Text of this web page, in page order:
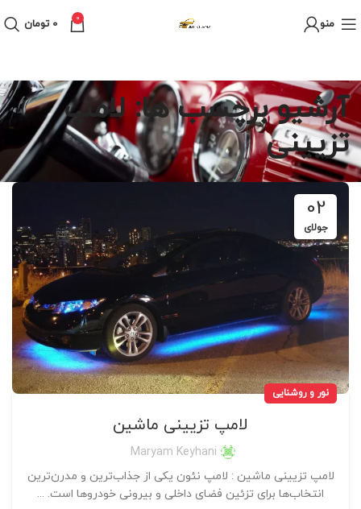
منو 0
0 تومان
آرشیو برچسب ها: لامپ
تزیینی
02
جولای
نور و روشنایی
لامپ تزیینی ماشین
Maryam Keyhani
لامپ تزیینی ماشین : لامپ نئون یکی از جذاب‌ترین و مدرن‌ترین
انتخاب‌ها برای تزئین فضای داخلی و بیرونی خودروها است. ...